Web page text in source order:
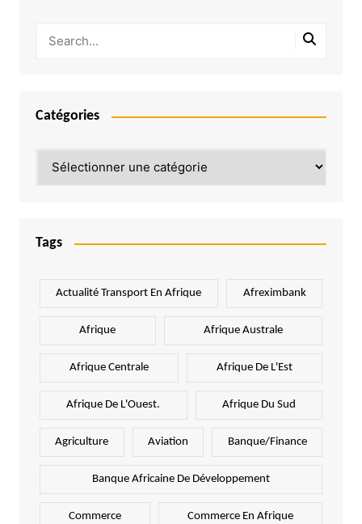
Catégories
Tags
Actualité Transport En Afrique Afreximbank
Afrique Afrique Australe
Afrique Centrale Afrique De L'Est
Afrique De L'Ouest. Afrique Du Sud
Agriculture Aviation Banque/Finance
Banque Africaine De Développement
Commerce Commerce En Afrique